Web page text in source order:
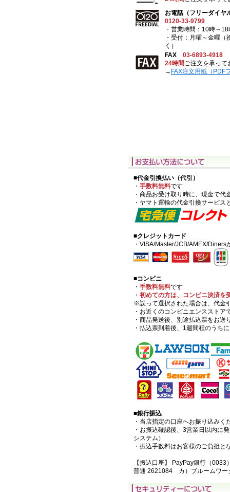
お電話（フリーダイヤ
0120-33-9799
・営業時間：10時～18
・受付：月曜～金曜（
く）
FAX 03-6893-4918
24時間ご注文を承って
→ FAX注文用紙（PDF
■代金引換払い（代引）
・ 手数料無料です
・商品お受け取り時に、現金で代
・ヤマト運輸の代金引換サービス
■クレジットカード
・VISA/Master/JCB/AMEX/Diners
■コンビニ
・ 手数料無料です
・ 初めての方は、コンビニ決済を
※誤って選択された場合は、代金
・お近くのコンビニエンスストア
・商品発送後、別途払込票をお送
・払込票到着後、1週間程のうち
■銀行振込
・当店指定の口座へお振り込みく
・お振込確認後、3営業日以内に
システム）
・振込手数料はお客様のご負担と
【振込口座】 PayPay銀行（0033
普通 2621084 カ）ブルームワー